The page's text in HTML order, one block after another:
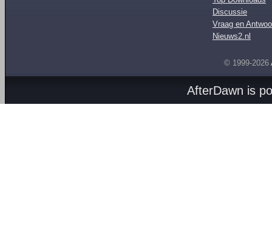
Discussie
Vraag en
Nieuws2.nl
© 1999-2026
AfterDawn is